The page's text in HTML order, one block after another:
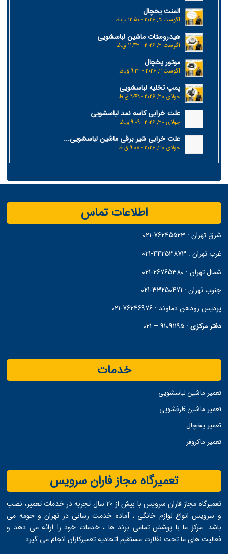
المنت یخچال
آگوست 5, 2026 - 12:50 ب.ظ
هیدروستات ماشین لباسشویی
آگوست 3, 2026 - 11:43 ق.ظ
موتور یخچال
آگوست 2, 2026 - 9:23 ق.ظ
پمپ تخلیه لباسشویی
جولای 30, 2026 - 9:49 ق.ظ
علت خرابی کاسه نمد لباسشویی
جولای 30, 2026 - 9:09 ق.ظ
علت خرابی شیر برقی ماشین لباسشویی...
جولای 30, 2026 - 9:08 ق.ظ
اطلاعات تماس
شرق تهران : 76245523-021
غرب تهران : 44253873-021
شمال تهران :
جنوب تهران : 33250471-021
پردیس رودهن دماوند :76246976-021
دفتر مرکزی :
91091195 – 021
خدمات
تعمیر ماشین لباسشویی
تعمیر ماشین ظرفشویی
تعمیر یخچال
تعمیر ماکروفر
تعمیرگاه مجاز فاران سرویس
تعمیرگاه مجاز فاران سرویس با بیش از ۲۰ سال تجربه در خدمات تعمیر، نصب
و سرویس انواع لوازم خانگی ، آماده خدمت ‌رسانی در تهران و حومه می
‌باشد. مرکز ما با پوشش تمامی برند ها ، خدمات خود را ارائه می ‌دهد و
فعالیت های ما تحت نظارت مستقیم اتحادیه تعمیرکاران انجام می ‌گیرد.